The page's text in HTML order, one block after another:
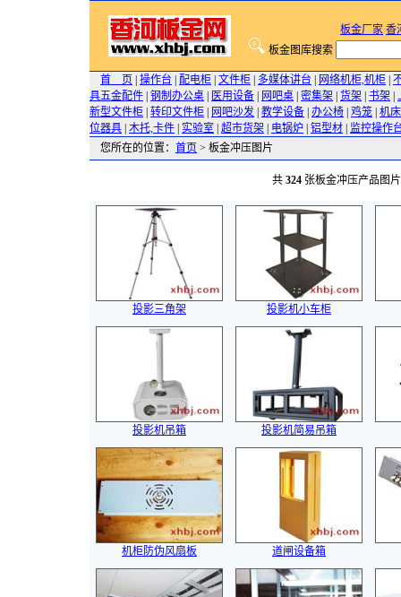
板金厂家 香
板金图库搜索
首 页 操作台 配电柜 文件柜 多媒体讲台 网络机柜,机柜
具五金配件 钢制办公桌 医用设备 网吧桌 密集架 货架 书架
新型文件柜 转印文件柜 网吧沙发 教学设备 办公椅 鸡笼 机
位器具 木托,卡件 实验室 超市货架 电锅炉 铝型材
监控操作
您所在的位置： 首页 > 板金冲压图片
共 324 张板金冲压产品图
投影三角架 投影机小车柜
投影机吊箱 投影机简易吊箱
机柜防伪风扇板 道闸设备箱